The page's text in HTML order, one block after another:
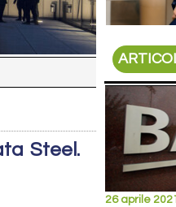
Steel.
26 aprile 2021